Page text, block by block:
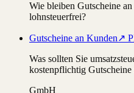
Wie bleiben Gutscheine
lohnsteuerfrei?
Gutscheine an Kunden↗
Was sollten Sie
kostenpflichtig Gutscheine
GmbH